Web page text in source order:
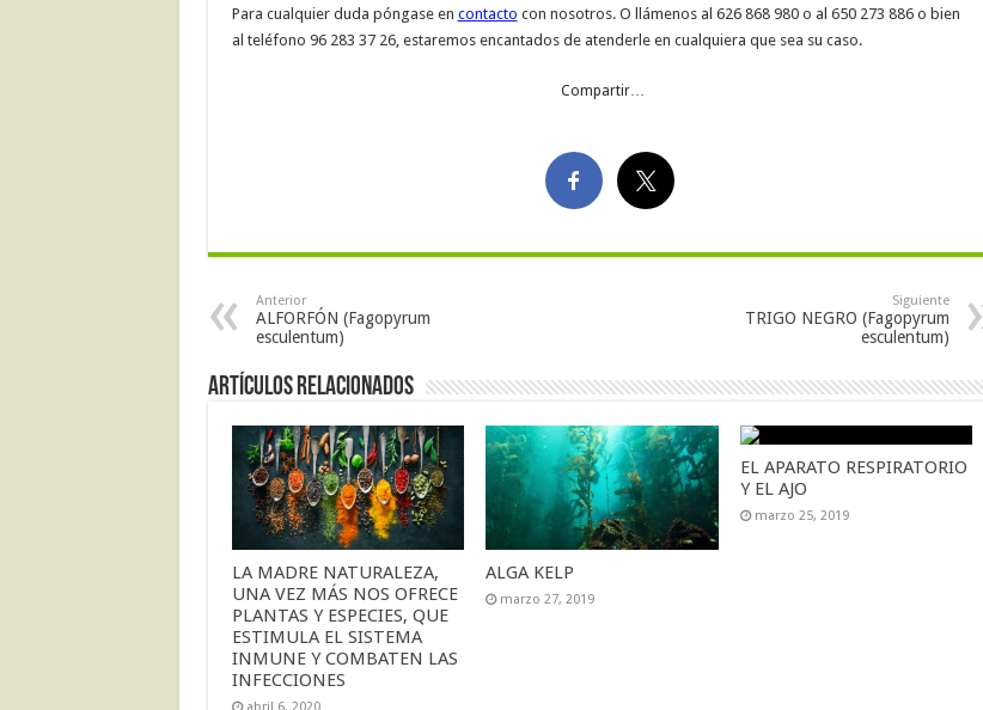
Para cualquier duda póngase en contacto con nosotros. O llámenos al 626 868 980 o al 650 273 886 o bien
al teléfono 96 283 37 26, estaremos encantados de atenderle en cualquiera que sea su caso.
Compartir…
Anterior
ALFORFÓN (Fagopyrum
esculentum)
Siguiente
TRIGO NEGRO (Fagopyrum
esculentum)
Artículos Relacionados
LA MADRE NATURALEZA,
UNA VEZ MÁS NOS OFRECE
PLANTAS Y ESPECIES, QUE
ESTIMULA EL SISTEMA
INMUNE Y COMBATEN LAS
INFECCIONES
abril 6, 2020
ALGA KELP
marzo 27, 2019
EL APARATO RESPIRATORIO
Y EL AJO
marzo 25, 2019